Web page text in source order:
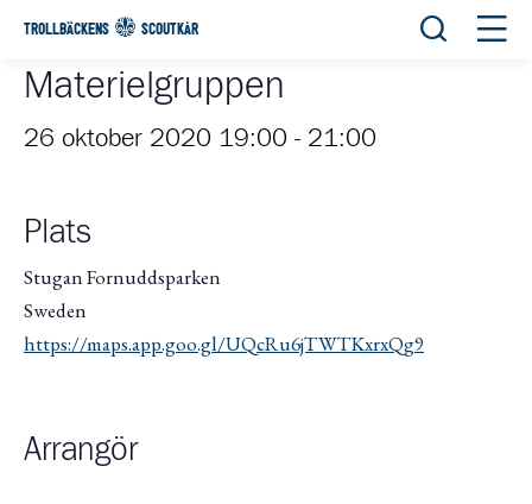
TROLLBÄCKENS SCOUTKÅR Öppna
Materielgruppen
26 oktober 2020 19:00 - 21:00
Plats
Stugan Fornuddsparken
Sweden
https://maps.app.goo.gl/UQcRu6jTWTKxrxQg9
Arrangör